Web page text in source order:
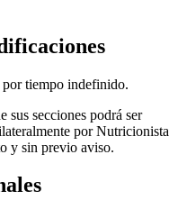
tiempo indefinido.
sus secciones podrá ser
por Nutricionista
y sin previo aviso.